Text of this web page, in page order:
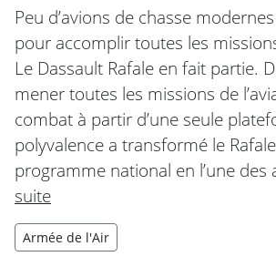
Peu d’avions de chasse
pour accomplir toutes les
Le Dassault Rafale en fait partie.
mener toutes les missions de
combat à partir d’une seule
polyvalence a transformé le
programme national en l’une des
suite
Armée de l'Air